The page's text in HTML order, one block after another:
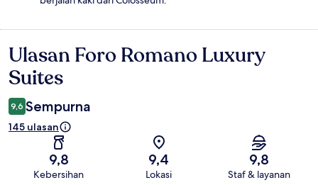
Ulasan
Ulasan Foro Romano Luxury
Suites
9,6 Sempurna
145 ulasan
9,8
Kebersihan
9,4
Lokasi
9,8
Staf & layanan